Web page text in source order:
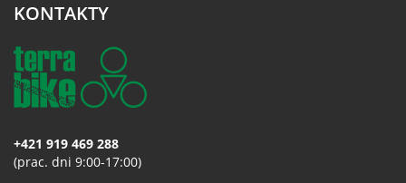
KONTAKTY
+421 919 469 288
(prac. dni 9:00-17:00)